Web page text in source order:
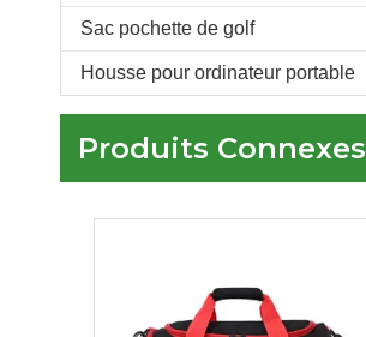
Sac pochette de golf
Housse pour ordinateur portable
Produits Connexes